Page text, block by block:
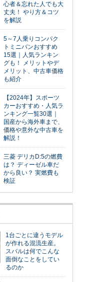
心者＆忘れた人でも大
丈夫！ やり方＆コツ
を解説
5～7人乗りコンパク
トミニバンおすすめ
15選｜人気ランキン
グも！ メリットやデ
メリット、中古車価格
も紹介
【2024年】スポーツ
カーおすすめ・人気ラ
ンキング一覧30選｜
国産から海外車まで、
価格や意外な中古車を
解説！
三菱 デリカD:5の燃費
は？ ディーゼル車だ
から良い？ 実燃費も
検証
1台ごとに違うモデル
が作れる混流生産。
スバルは何でこんな
面倒なことをしてい
るのか